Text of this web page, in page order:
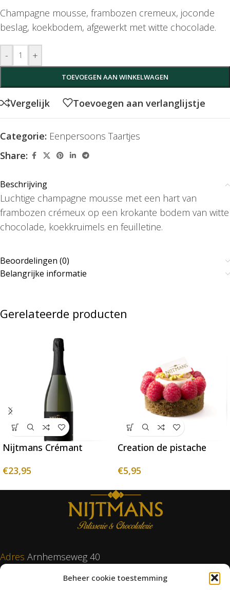
Beheer cookie toestemming
Champagne mousse, frambozen cremeux, joconde
beslag, koekbodem, afgewerkt met witte chocolade.
- +
TOEVOEGEN AAN WINKELWAGEN
Vergelijk Toevoegen aan verlanglijstje
Categorie: Eenpersoons Taartjes
Share:
Beschrijving
Luchtige champagne mousse met een hart van
frambozen crémeux op een krokante bodem van witte
chocolade, koekkruimels en feuilletine.
Beoordelingen (0)
Belangrijke informatie
Gerelateerde producten
Nijtmans Crémant
€23,95
Creation de pistache
€5,95
Adres Arnhemseweg 40
3817 CH Amersfoort